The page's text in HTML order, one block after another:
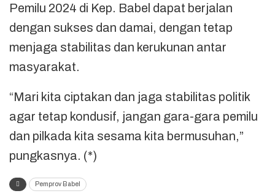
Pemilu 2024 di Kep. Babel dapat berjalan
dengan sukses dan damai, dengan tetap
menjaga stabilitas dan kerukunan antar
masyarakat.
“Mari kita ciptakan dan jaga stabilitas politik
agar tetap kondusif, jangan gara-gara pemilu
dan pilkada kita sesama kita bermusuhan,”
pungkasnya. (*)
Pemprov Babel